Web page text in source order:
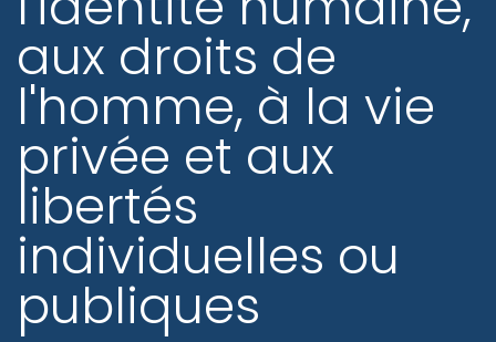
aux droits de
l'homme, à la vie
privée et aux
libertés
individuelles ou
publiques